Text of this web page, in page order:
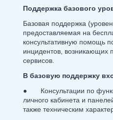
Поддержка базового
Базовая поддержка
предоставляемая на
консультативную помощь
инцидентов, возникающих
сервисов.
В базовую поддержку
● Консультации по
личного кабинета и
также техническим